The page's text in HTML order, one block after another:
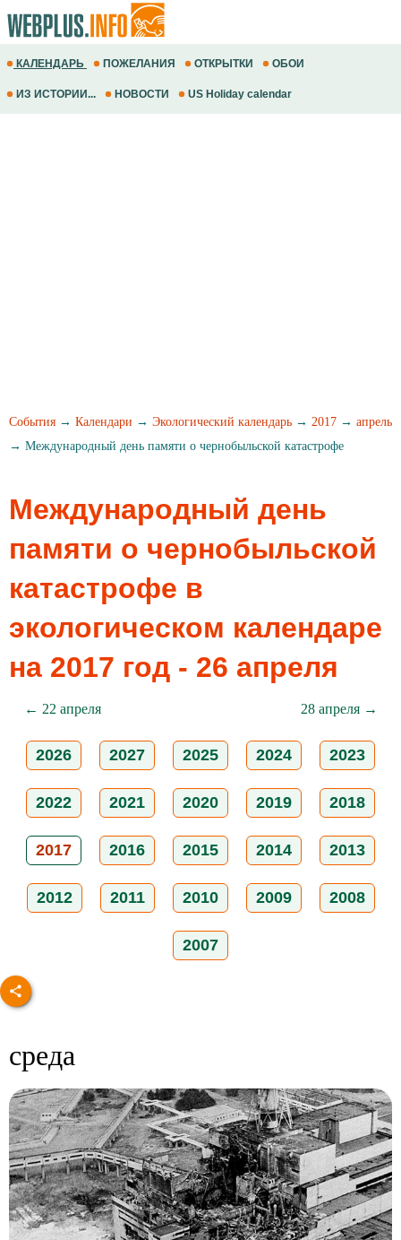
КАЛЕНДАРЬ ПОЖЕЛАНИЯ ОТКРЫТКИ ОБОИ
ИЗ ИСТОРИИ... НОВОСТИ US Holiday calendar
События → Календари → Экологический календарь → 2017 → апрель
→ Международный день памяти о чернобыльской катастрофе
Международный день
памяти о чернобыльской
катастрофе в
экологическом календаре
на 2017 год - 26 апреля
← 22 апреля 28 апреля →
2026 2027 2025 2024 2023
2022 2021 2020 2019 2018
2017 2016 2015 2014 2013
2012 2011 2010 2009 2008
2007
среда